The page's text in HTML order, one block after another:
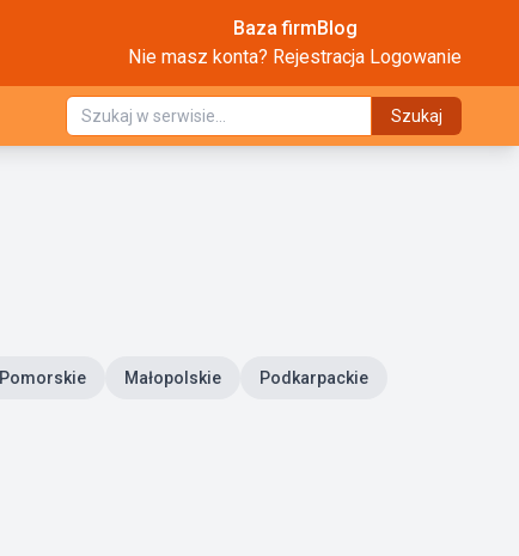
Baza firmBlog
Nie masz konta? Rejestracja Logowanie
Szukaj
Pomorskie Małopolskie Podkarpackie